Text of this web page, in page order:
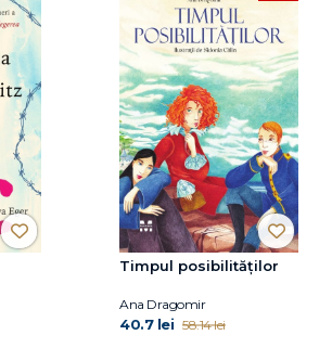
Timpul posibilităților
Ana Dragomir
40.7 lei 58.14 lei